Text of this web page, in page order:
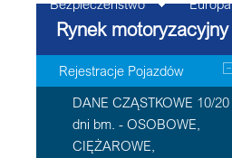
Bezpieczeństwo Europa
Rynek motoryzacyjny
Rejestracje Pojazdów
DANE CZĄSTKOWE 10/20
dni bm. - OSOBOWE,
CIĘŻAROWE,